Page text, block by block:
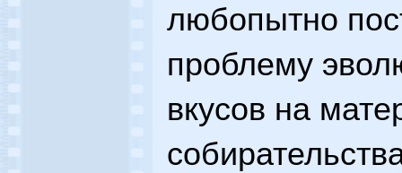
любопытно
проблему
вкусов на